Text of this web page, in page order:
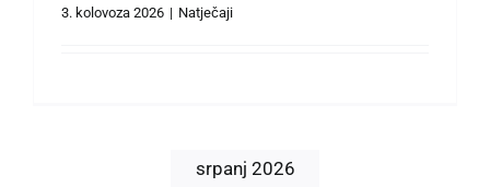
3. kolovoza 2026 | Natječaji
srpanj 2026